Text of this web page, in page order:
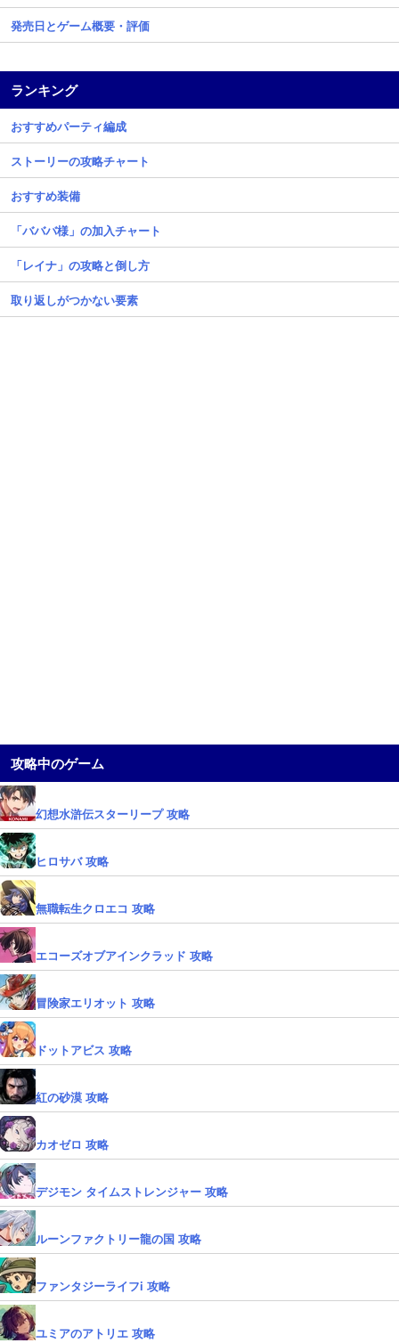
発売日とゲーム概要・評価
ランキング
おすすめパーティ編成
ストーリーの攻略チャート
おすすめ装備
「バババ様」の加入チャート
「レイナ」の攻略と倒し方
取り返しがつかない要素
攻略中のゲーム
幻想水滸伝スターリープ 攻略
ヒロサバ 攻略
無職転生クロエコ 攻略
エコーズオブアインクラッド 攻略
冒険家エリオット 攻略
ドットアビス 攻略
紅の砂漠 攻略
カオゼロ 攻略
デジモン タイムストレンジャー 攻略
ルーンファクトリー龍の国 攻略
ファンタジーライフi 攻略
ユミアのアトリエ 攻略